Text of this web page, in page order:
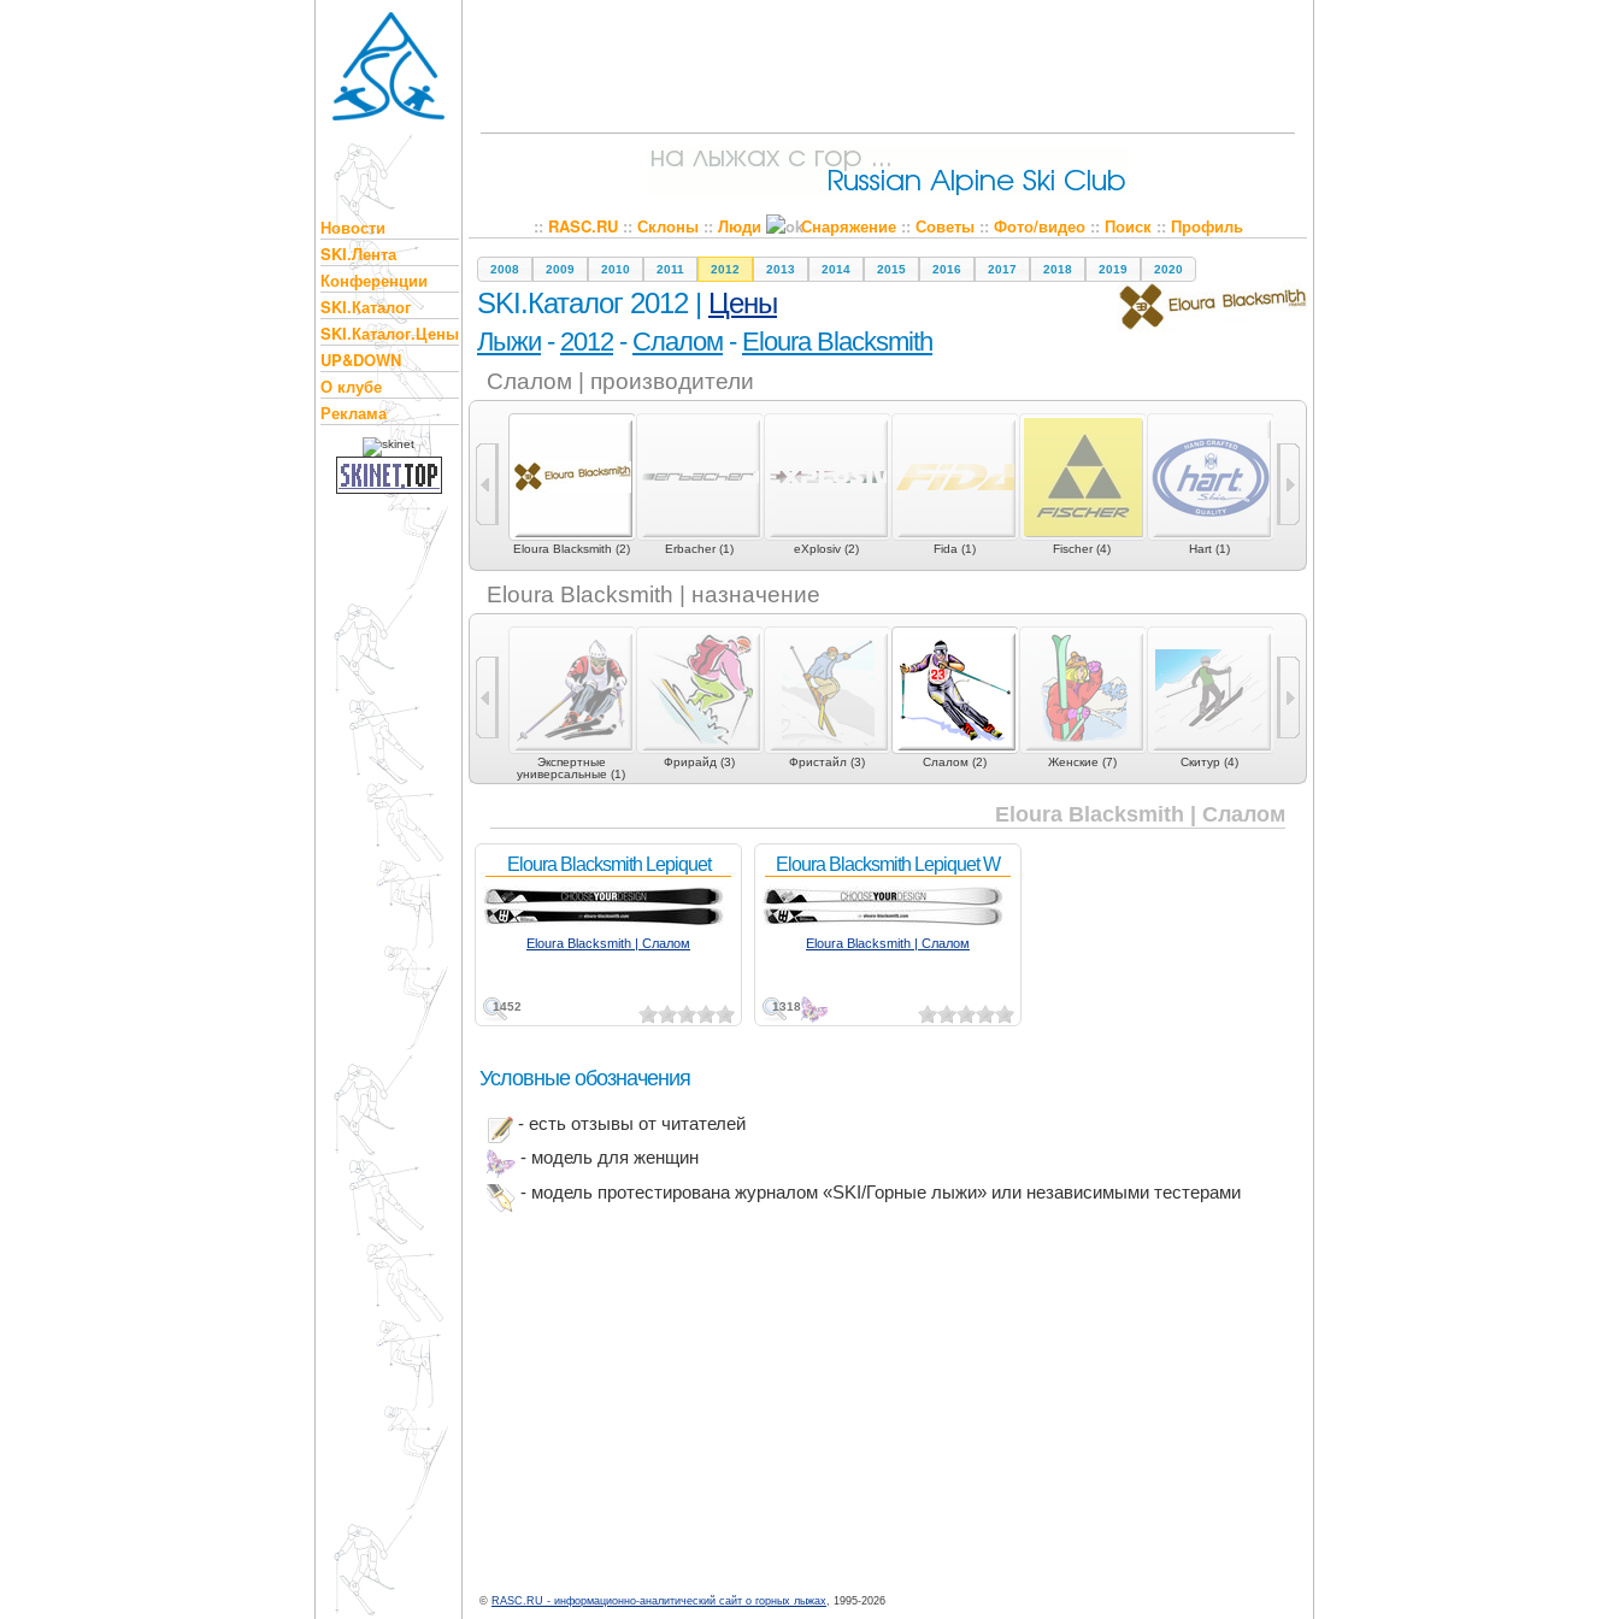
Новости
SKI.Лента
Конференции
SKI.Каталог
SKI.Каталог.Цены
UP&DOWN
О клубе
Реклама
:: RASC.RU:: Склоны:: Люди Снаряжение:: Советы:: Фото/видео:: Поиск:: Профиль
2008 2009 2010 2011 2012 2013 2014 2015 2016 2017 2018 2019 2020
SKI.Каталог 2012 | Цены
Лыжи - 2012- Слалом - Eloura Blacksmith
Слалом | производители
Elan (5) Eloura Blacksmith (2) Erbacher (1) eXplosiv (2) Fida (1) Fischer (4) Hart (1)
Eloura Blacksmith | назначение
Универсальные (1)
Экспертные
универсальные (1)
Фрирайд (3) Фристайл (3) Слалом (2) Женские (7) Скитур (4)
Eloura Blacksmith | Слалом
1452
Eloura Blacksmith Lepiquet
Eloura Blacksmith | Слалом
1318
Eloura Blacksmith Lepiquet W
Eloura Blacksmith | Слалом
Условные обозначения
- есть отзывы от читателей
- модель для женщин
- модель протестирована журналом «SKI/Горные лыжи» или независимыми тестерами
© RASC.RU - информационно-аналитический сайт о горных лыжах, 1995-2026